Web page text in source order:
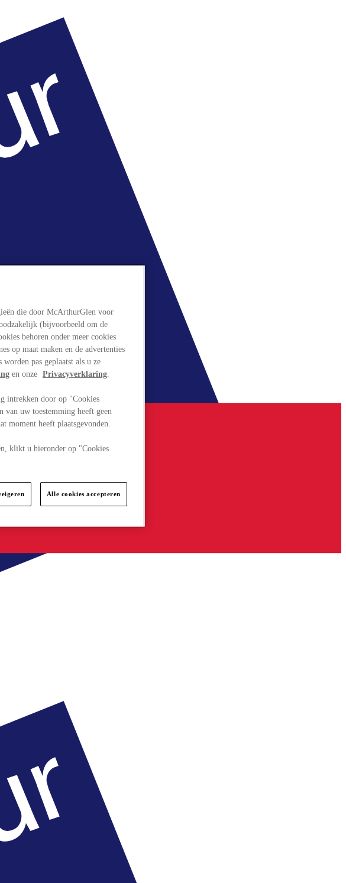
die door McArthurGlen voor
(bijvoorbeeld om de
behoren onder meer cookies
op maat maken en de advertenties
pas geplaatst als u ze
en onze Privacyverklaring.
intrekken door op "Cookies
van uw toestemming heeft geen
moment heeft plaatsgevonden.
klikt u hieronder op "Cookies
Alle cookies accepteren